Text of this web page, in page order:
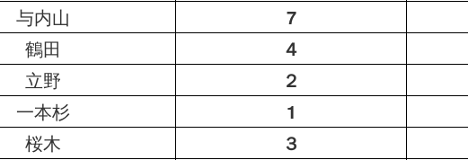
与内山
7
鶴田
４
立野
２
一本杉
1
桜木
３